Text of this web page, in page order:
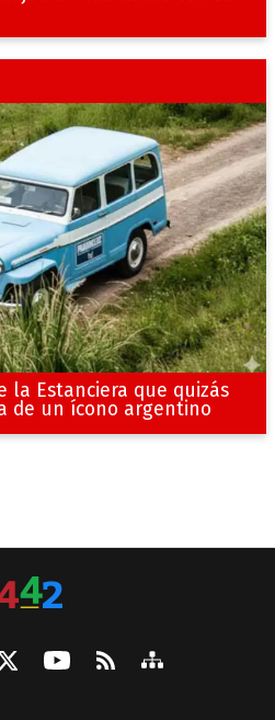
la Estanciera que quizás
de un ícono argentino